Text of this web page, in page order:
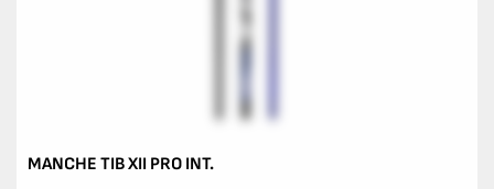
MANCHE TIB XII PRO INT.